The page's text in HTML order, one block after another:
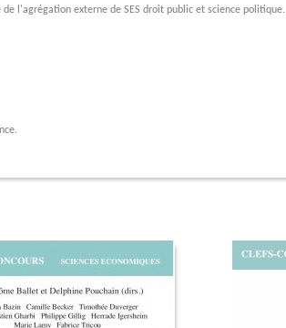
l'agrégation externe de SES droit public et science politique.